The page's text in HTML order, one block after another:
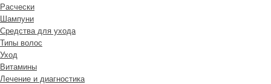
Расчески
Шампуни
Средства для ухода
Типы волос
Уход
Витамины
Лечение и диагностика